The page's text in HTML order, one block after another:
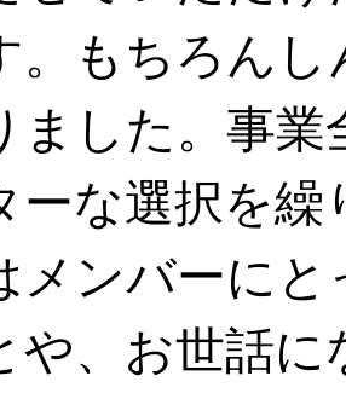
。もちろん
ました。事
ーな選択を繰
メンバーに
や、お世話